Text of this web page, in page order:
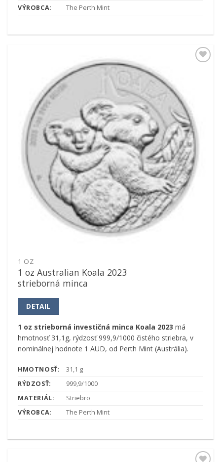
VÝROBCA: The Perth Mint
1 OZ
1 oz Australian Koala 2023
strieborná minca
DETAIL
1 oz strieborná investičná minca Koala 2023 má
hmotnosť 31,1g, rýdzosť 999,9/1000 čistého striebra, v
nominálnej hodnote 1 AUD, od Perth Mint (Austrália).
HMOTNOSŤ:
31,1 g
RÝDZOSŤ:
999,9/1000
MATERIÁL:
Striebro
VÝROBCA:
The Perth Mint